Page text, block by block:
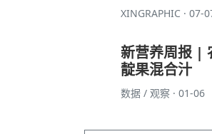
XINGRAPHIC · 07-
新营养周报 |
靛果混合汁
数据 / 观察 · 01-06